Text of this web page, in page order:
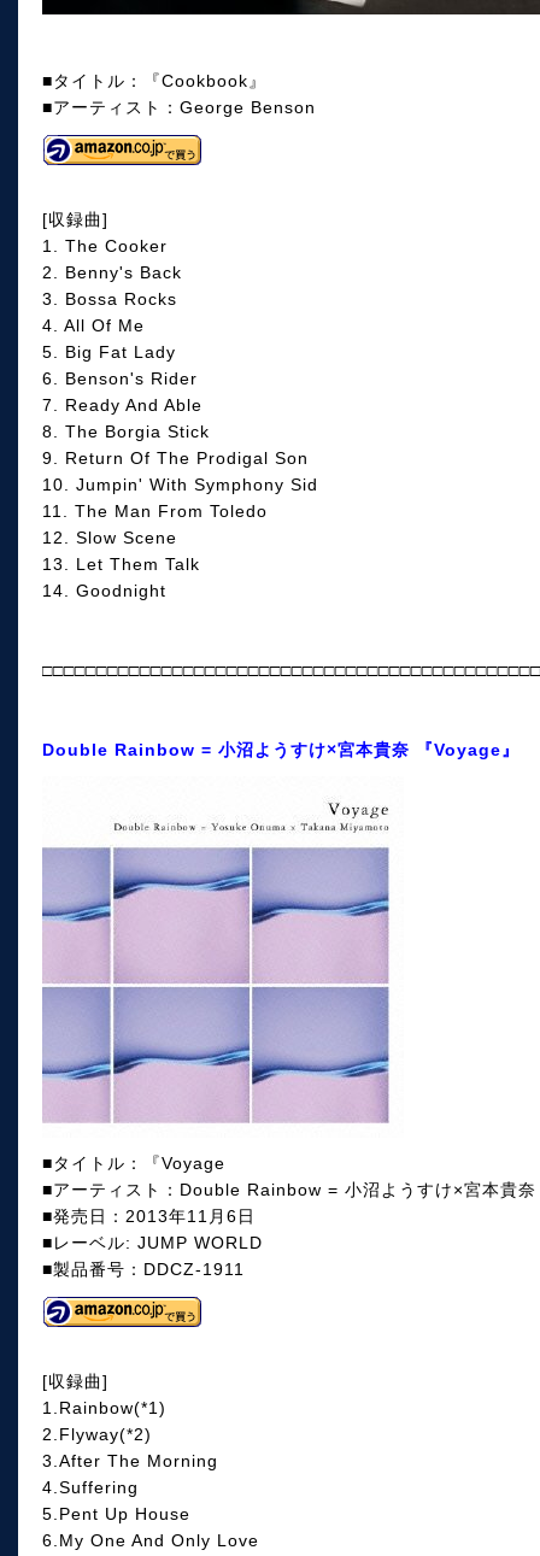
■タイトル：『Cookbook』
■アーティスト：George Benson
[収録曲]
1. The Cooker
2. Benny's Back
3. Bossa Rocks
4. All Of Me
5. Big Fat Lady
6. Benson's Rider
7. Ready And Able
8. The Borgia Stick
9. Return Of The Prodigal Son
10. Jumpin' With Symphony Sid
11. The Man From Toledo
12. Slow Scene
13. Let Them Talk
14. Goodnight
Double Rainbow = 小沼ようすけ×宮本貴奈 『Voyage』
■タイトル：『Voyage
■アーティスト：Double Rainbow = 小沼ようすけ×宮本貴奈
■発売日：2013年11月6日
■レーベル: JUMP WORLD
■製品番号：DDCZ-1911
[収録曲]
1.Rainbow(*1)
2.Flyway(*2)
3.After The Morning
4.Suffering
5.Pent Up House
6.My One And Only Love